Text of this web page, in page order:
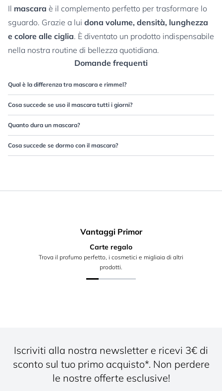
Il mascara è il complemento perfetto per trasformare lo
sguardo. Grazie a lui dona volume, densità, lunghezza
e colore alle ciglia. È diventato un prodotto indispensabile
nella nostra routine di bellezza quotidiana.
Domande frequenti
Qual è la differenza tra mascara e rimmel?
Cosa succede se uso il mascara tutti i giorni?
Quanto dura un mascara?
Cosa succede se dormo con il mascara?
Vantaggi Primor
Carte regalo
Trova il profumo perfetto, i cosmetici e migliaia di altri
prodotti.
Iscriviti alla nostra newsletter e ricevi 3€ di
sconto sul tuo primo acquisto*. Non perdere
le nostre offerte esclusive!